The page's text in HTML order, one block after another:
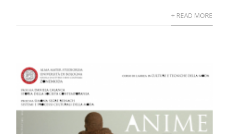
+ READ MORE